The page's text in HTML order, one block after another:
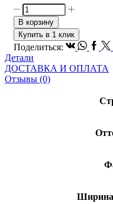
Количество
товара
Виниловый
ламинат
Pergo
Namsen
Pad
Pro
В корзину
Купить в 1 клик
Поделиться: Vk
Детали
ДОСТАВКА И ОПЛАТА
Отзывы (0)